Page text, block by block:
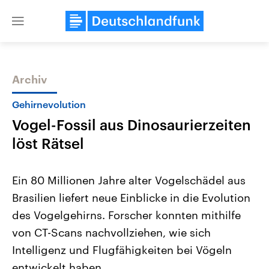
Close
Themen
Landtagswahl Sachsen-Anhalt
2026
Alle Informationen
Sachsen-Anhalt wählt am 6.
September 2026 einen neuen
Landtag. Seit 2021 wird das
Bundesland von einer Koalition aus
Aktuelle Beiträge,
Hintergründe
Wirtschaftlich und
gehören die Vereinigten
den mächtigsten Ländern
Archiv
Gehirnevolution
Vogel-Fossil aus Dinosaurierzeiten
löst Rätsel
Ein 80 Millionen Jahre alter Vogelschädel aus
Brasilien liefert neue Einblicke in die Evolution
des Vogelgehirns. Forscher konnten mithilfe
von CT-Scans nachvollziehen, wie sich
Intelligenz und Flugfähigkeiten bei Vögeln